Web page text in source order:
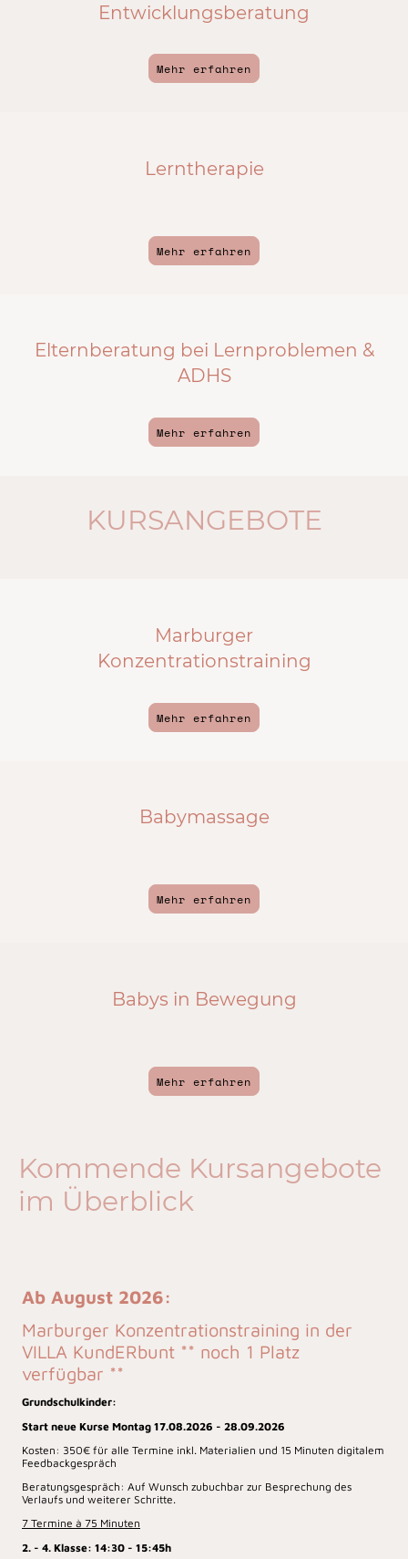
Entwicklungsberatung
Mehr erfahren
Lerntherapie
Mehr erfahren
Elternberatung bei Lernproblemen &
ADHS
Mehr erfahren
KURSANGEBOTE
Marburger
Konzentrationstraining
Mehr erfahren
Babymassage
Mehr erfahren
Babys in Bewegung
Mehr erfahren
Kommende Kursangebote
im Überblick
Ab August 2026:
Marburger Konzentrationstraining in der
VILLA KundERbunt ** noch 1 Platz
verfügbar **
Grundschulkinder:
Start neue Kurse Montag 17.08.2026 - 28.09.2026
Kosten: 350€ für alle Termine inkl. Materialien und 15 Minuten digitalem
Feedbackgespräch
Beratungsgespräch: Auf Wunsch zubuchbar zur Besprechung des
Verlaufs und weiterer Schritte.
7 Termine à 75 Minuten
2. - 4. Klasse: 14:30 - 15:45h